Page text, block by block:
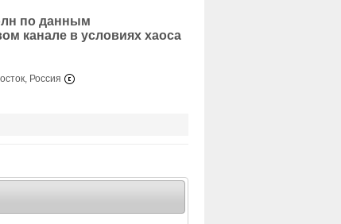
по данным
канале в условиях хаоса
Россия